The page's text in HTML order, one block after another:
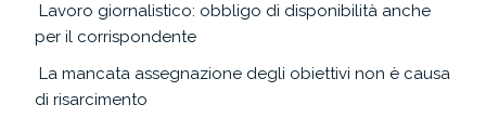
Lavoro giornalistico: obbligo di disponibilità anche
per il corrispondente
La mancata assegnazione degli obiettivi non è causa
di risarcimento